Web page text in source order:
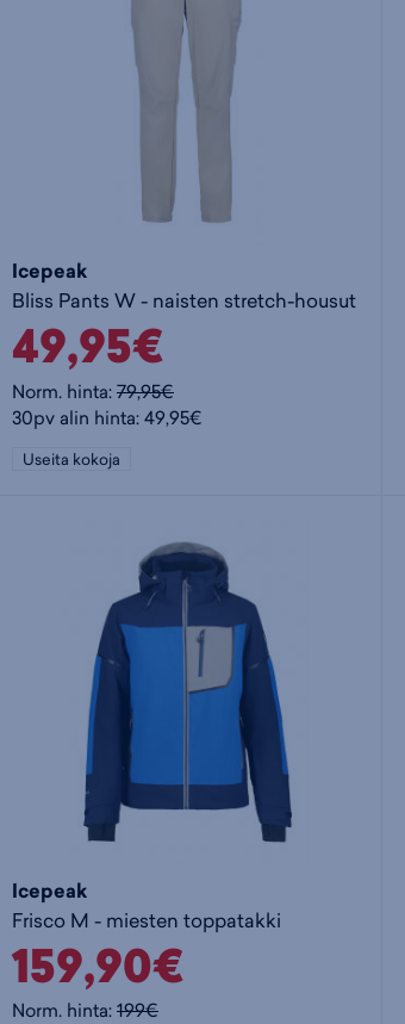
Icepeak
Bliss Pants W - naisten stretch-housut
49,95€
Norm. hinta:79,95€
30pv alin hinta: 49,95€
Useita kokoja
Icepeak
Frisco M - miesten toppatakki
159,90€
Norm. hinta:199€